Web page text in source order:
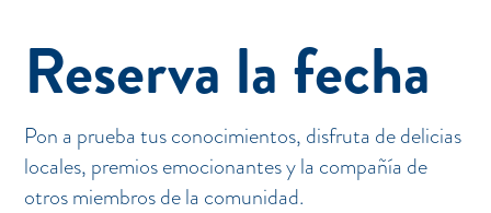
Reserva la fecha
Pon a prueba tus conocimientos, disfruta de delicias
locales, premios emocionantes y la compañía de
otros miembros de la comunidad.